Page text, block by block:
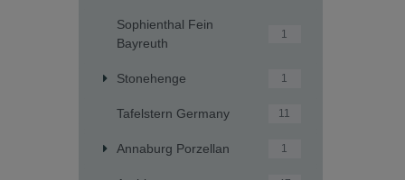
Sophienthal Fein
Bayreuth
1
Stonehenge 1
Tafelstern Germany 11
Annaburg Porzellan 1